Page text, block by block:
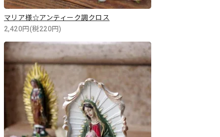
マリア様☆アンティーク調クロス
2,420円(税220円)